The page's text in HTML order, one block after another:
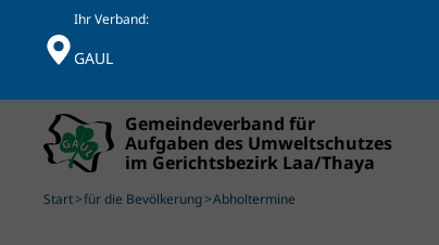
Skip to main content
Ihr Verband:
GAUL
Start für die Bevölkerung Abholtermine